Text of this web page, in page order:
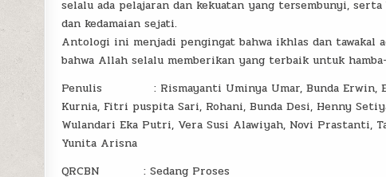
selalu ada pelajaran dan kekuatan yang tersembunyi,
dan kedamaian sejati.
Antologi ini menjadi pengingat bahwa ikhlas dan
bahwa Allah selalu memberikan yang terbaik untuk
Penulis : Rismayanti Uminya Umar, Bunda Erwin,
Kurnia, Fitri puspita Sari, Rohani, Bunda Desi, Henny
Wulandari Eka Putri, Vera Susi Alawiyah, Novi Prastanti,
Yunita Arisna
QRCBN : Sedang Proses